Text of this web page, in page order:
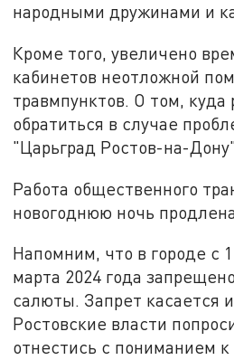
народными дружинами и
Кроме того, увеличено
кабинетов неотложной
травмпунктов. О том, куда
обратиться в случае
"Царьград Ростов-на-
Работа общественного
новогоднюю ночь
Напомним, что в городе с
марта 2024 года
салюты. Запрет касается
Ростовские власти
отнестись с пониманием к